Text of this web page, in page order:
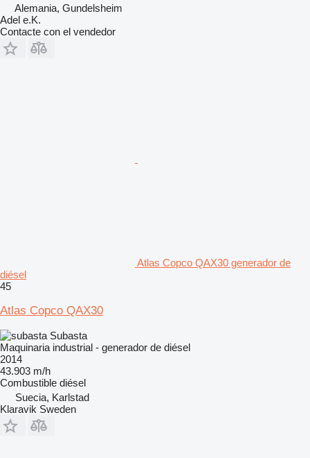
Alemania, Gundelsheim
Adel e.K.
Contacte con el vendedor
Atlas Copco QAX30 generador de
diésel
45
Atlas Copco QAX30
Subasta
Maquinaria industrial - generador de diésel
2014
43.903 m/h
Combustible diésel
Suecia, Karlstad
Klaravik Sweden